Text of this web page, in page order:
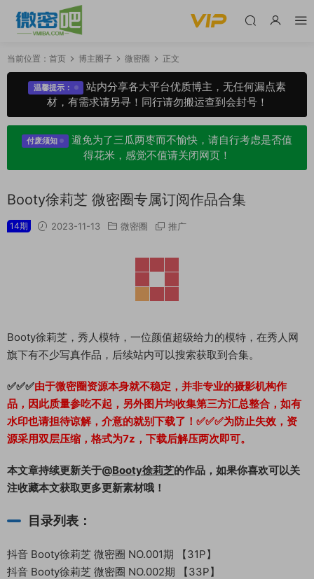
当前位置： 首页 博主圈子 微密圈 正文
温馨提示：
站内分享各大平台优质博主，无任何漏点素
材，有需求请另寻！同行请勿搬运查到会封号！
付废须知
避免为了三瓜两枣而不愉快，请自行考虑是否值
得花米，感觉不值请关闭网页！
Booty徐莉芝 微密圈专属订阅作品合集
14期 2023-11-13 微密圈 推广
Booty徐莉芝，秀人模特，一位颜值超级给力的模特，在秀人网
旗下有不少写真作品，后续站内可以搜索获取到合集。
✅✅✅由于微密圈资源本身就不稳定，并非专业的摄影机构作
品，因此质量参吃不起，另外图片均收集第三方汇总整合，如有
水印也请担待谅解，介意的就别下载了！✅✅✅为防止失效，资
源采用双层压缩，格式为7z，下载后解压两次即可。
本文章持续更新关于@Booty徐莉芝的作品，如果你喜欢可以关
注收藏本文获取更多更新素材哦！
目录列表：
抖音 Booty徐莉芝 微密圈 NO.001期 【31P】
抖音 Booty徐莉芝 微密圈 NO.002期 【33P】